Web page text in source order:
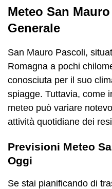
Meteo San
Generale
San Mauro Pascoli,
Romagna a pochi
conosciuta per il suo
spiagge. Tuttavia, come
meteo può variare
attività quotidiane dei
Previsioni Meteo
Oggi
Se stai pianificando di